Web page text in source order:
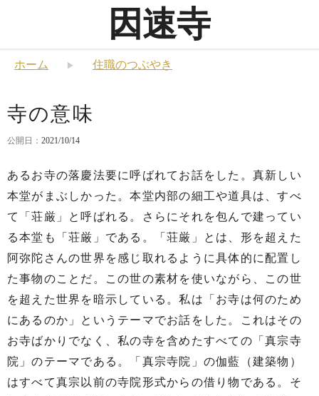
因速寺
ホーム 住職のつぶやき
寺の意味
公開日： 2021/10/14
あるお寺の落慶法要に呼ばれてお話をした。真新しい
本堂がまぶしかった。本堂内部の細工や道具は、すべ
て「荘厳」と呼ばれる。さらにそれを包んで建ってい
る本堂も「荘厳」である。「荘厳」とは、形を超えた
阿弥陀さんの世界を感じ取れるように具体的に配置し
た事物のことだ。この世の素材を使いながら、この世
を超えた世界を暗示している。私は「お寺は何のため
にあるのか」というテーマでお話をした。これはその
お寺ばかりでなく、私の寺を含めたすべての「真宗寺
院」のテーマである。「真宗寺院」の伽藍（建築物）
はすべて真宗以前の寺院形式からの借り物である。そ